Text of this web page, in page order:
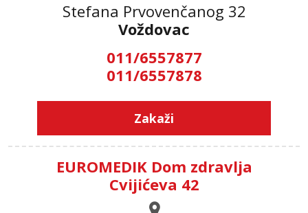
Stefana Prvovenčanog 32
Voždovac
011/6557877
011/6557878
Zakaži
EUROMEDIK Dom zdravlja
Cvijićeva 42